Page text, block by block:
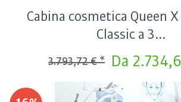
Cabina cosmetica Queen
Classic a 3...
Da
3.793,72 € *